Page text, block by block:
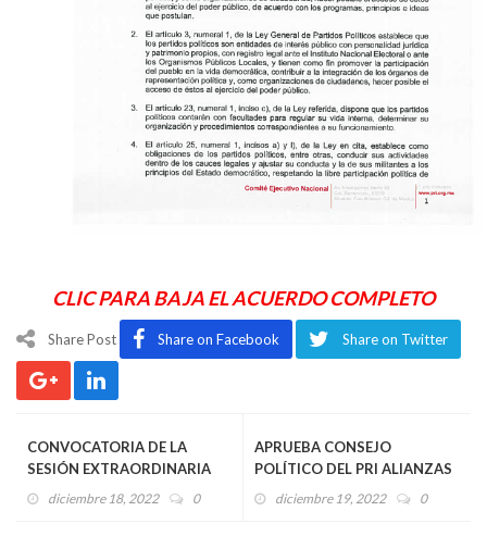
CLIC PARA BAJA EL ACUERDO COMPLETO
Share Post Share on Facebook Share on Twitter
CONVOCATORIA DE LA
SESIÓN EXTRAORDINARIA
DEL CONSEJO POLÍTICO
diciembre 18, 2022 0
APRUEBA CONSEJO
POLÍTICO DEL PRI ALIANZAS
CON EL PAN Y EL PRD EN
diciembre 19, 2022 0